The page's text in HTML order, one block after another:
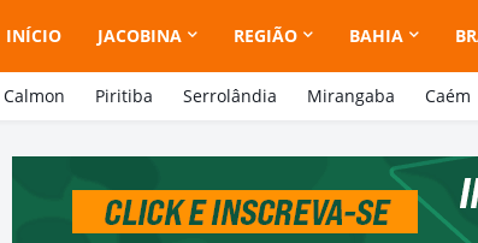
INÍCIO JACOBINA REGIÃO BAHIA
Piritiba Serrolândia Mirangaba Caém